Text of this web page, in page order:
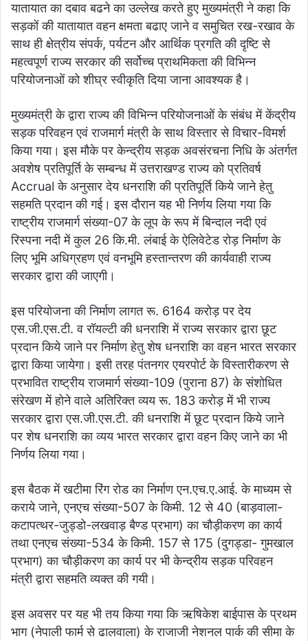
यातायात का दबाव बढने का उल्लेख करते हुए मुख्यमंत्री ने कहा कि
सड़कों की यातायात वहन क्षमता बढाए जाने व समुचित रख-रखाव के
साथ ही क्षेत्रीय संपर्क, पर्यटन और आर्थिक प्रगति की दृष्टि से
महत्वपूर्ण राज्य सरकार की सर्वोच्च प्राथमिकता की विभिन्न
परियोजनाओं को शीघ्र स्वीकृति दिया जाना आवश्यक है।
मुख्यमंत्री के द्वारा राज्य की विभिन्न परियोजनाओं के संबंध में केंद्रीय
सड़क परिवहन एवं राजमार्ग मंत्री के साथ विस्तार से विचार-विमर्श
किया गया। इस मौके पर केन्द्रीय सड़क अवसंरचना निधि के अंतर्गत
अवशेष प्रतिपूर्ति के सम्बन्ध में उत्तराखण्ड राज्य को प्रतिवर्ष
Accrual के अनुसार देय धनराशि की प्रतिपूर्ति किये जाने हेतु
सहमति प्रदान की गई। इस दौरान यह भी निर्णय लिया गया कि
राष्ट्रीय राजमार्ग संख्या-07 के लूप के रूप में बिन्दाल नदी एवं
रिस्पना नदी में कुल 26 कि.मी. लंबाई के ऐलिवेटेड रोड़ निर्माण के
लिए भूमि अधिग्रहण एवं वनभूमि हस्तान्तरण की कार्यवाही राज्य
सरकार द्वारा की जाएगी।
इस परियोजना की निर्माण लागत रू. 6164 करोड़ पर देय
एस.जी.एस.टी. व रॉयल्टी की धनराशि में राज्य सरकार द्वारा छूट
प्रदान किये जाने पर निर्माण हेतु शेष धनराशि का वहन भारत सरकार
द्वारा किया जायेगा। इसी तरह पंतनगर एयरपोर्ट के विस्तारीकरण से
प्रभावित राष्ट्रीय राजमार्ग संख्या-109 (पुराना 87) के संशोधित
संरेखण में होने वाले अतिरिक्त व्यय रू. 183 करोड़ में भी राज्य
सरकार द्वारा एस.जी.एस.टी. की धनराशि में छूट प्रदान किये जाने
पर शेष धनराशि का व्यय भारत सरकार द्वारा वहन किए जाने का भी
निर्णय लिया गया।
इस बैठक में खटीमा रिंग रोड का निर्माण एन.एच.ए.आई. के माध्यम से
कराये जाने, एनएच संख्या-507 के किमी. 12 से 40 (बाड़वाला-
कटापत्थर-जुड्डो-लखवाड़ बैण्ड प्रभाग) का चौड़ीकरण का कार्य
तथा एनएच संख्या-534 के किमी. 157 से 175 (दुगड्डा- गुमखाल
प्रभाग) का चौड़ीकरण का कार्य पर भी केन्द्रीय सड़क परिवहन
मंत्री द्वारा सहमति व्यक्त की गयी।
इस अवसर पर यह भी तय किया गया कि ऋषिकेश बाईपास के प्रथम
भाग (नेपाली फार्म से ढालवाला) के राजाजी नेशनल पार्क की सीमा के